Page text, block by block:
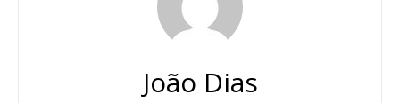
João Dias